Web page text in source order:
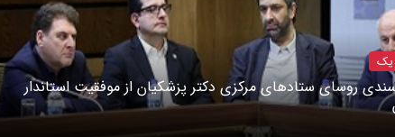
یک
روسای ستادهای مرکزی دکتر پزشکیان از موفقیت استاندار